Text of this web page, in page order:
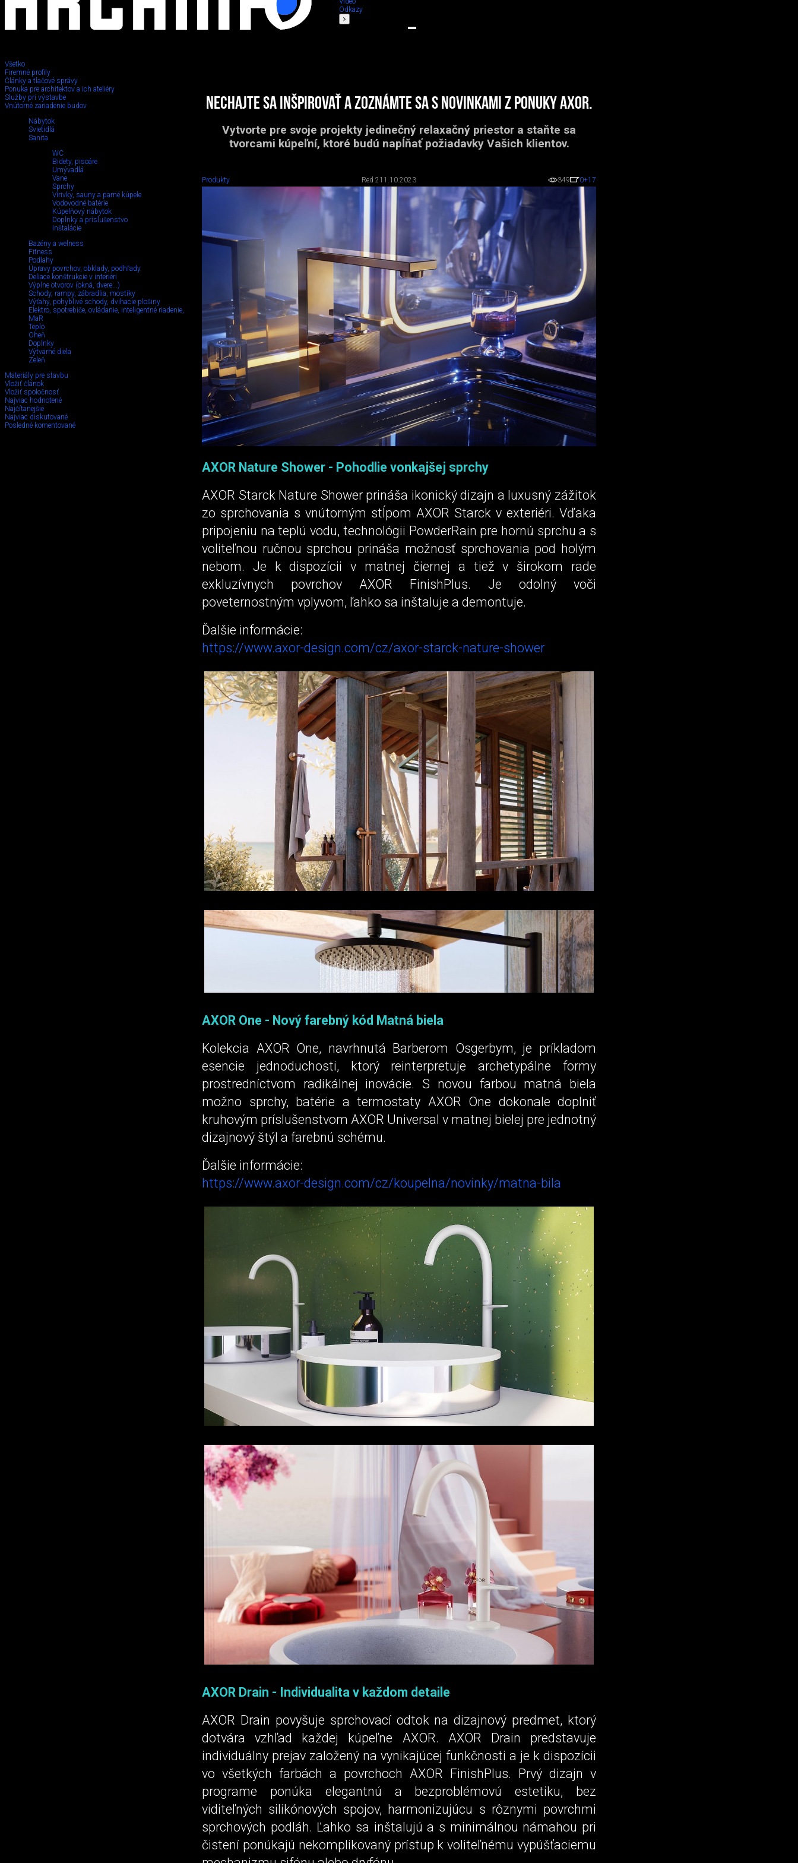
Odkazy
Všetko
Firemné profily
Články a tlačové správy
Ponuka pre architektov a ich ateliéry
Služby pri výstavbe
Vnútorné zariadenie budov
Nábytok
Svietidlá
Sanita
WC
Bidety, pisoáre
Umývadlá
Vane
Sprchy
Vírivky, sauny a parné kúpele
Vodovodné batérie
Kúpelňový nábytok
Doplnky a príslušenstvo
Inštalácie
Bazény a welness
Fitness
Podlahy
Úpravy povrchov, obklady, podhľady
Deliace konštrukcie v interiéri
Výplne otvorov (okná, dvere...)
Schody, rampy, zábradlia, mostíky
Výťahy, pohyblivé schody, dvihacie plošiny
Elektro, spotrebiče, ovládanie, inteligentné riadenie,
MaR
Teplo
Oheň
Doplnky
Výtvarné diela
Zeleň
Materiály pre stavbu
Vložiť článok
Vložiť spoločnosť
Najviac hodnotené
Najčítanejšie
Najviac diskutované
Posledné komentované
Nechajte sa inšpirovať a zoznámte sa s novinkami z ponuky AXOR.
Vytvorte pre svoje projekty jedinečný relaxačný priestor a staňte sa
tvorcami kúpeľní, ktoré budú napĺňať požiadavky Vašich klientov.
Produkty Red 211.10.2023 349 0+17
AXOR Nature Shower - Pohodlie vonkajšej sprchy
AXOR Starck Nature Shower prináša ikonický dizajn a luxusný zážitok
zo sprchovania s vnútorným stĺpom AXOR Starck v exteriéri. Vďaka
pripojeniu na teplú vodu, technológii PowderRain pre hornú sprchu a s
voliteľnou ručnou sprchou prináša možnosť sprchovania pod holým
nebom. Je k dispozícii v matnej čiernej a tiež v širokom rade
exkluzívnych povrchov AXOR FinishPlus. Je odolný voči
poveternostným vplyvom, ľahko sa inštaluje a demontuje.
Ďalšie informácie:
https://www.axor-design.com/cz/axor-starck-nature-shower
AXOR One - Nový farebný kód Matná biela
Kolekcia AXOR One, navrhnutá Barberom Osgerbym, je príkladom
esencie jednoduchosti, ktorý reinterpretuje archetypálne formy
prostredníctvom radikálnej inovácie. S novou farbou matná biela
možno sprchy, batérie a termostaty AXOR One dokonale doplniť
kruhovým príslušenstvom AXOR Universal v matnej bielej pre jednotný
dizajnový štýl a farebnú schému.
Ďalšie informácie:
https://www.axor-design.com/cz/koupelna/novinky/matna-bila
AXOR Drain - Individualita v každom detaile
AXOR Drain povyšuje sprchovací odtok na dizajnový predmet, ktorý
dotvára vzhľad každej kúpeľne AXOR. AXOR Drain predstavuje
individuálny prejav založený na vynikajúcej funkčnosti a je k dispozícii
vo všetkých farbách a povrchoch AXOR FinishPlus. Prvý dizajn v
programe ponúka elegantnú a bezproblémovú estetiku, bez
viditeľných silikónových spojov, harmonizujúcu s rôznymi povrchmi
sprchových podláh. Ľahko sa inštalujú a s minimálnou námahou pri
čistení ponúkajú nekomplikovaný prístup k voliteľnému vypúšťaciemu